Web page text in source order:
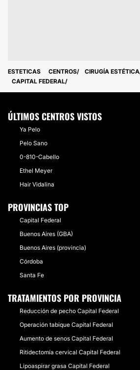
ESTETICAS CENTROS CIRUGÍA ESTÉTICA
CAPITAL FEDERAL
ÚLTIMOS CENTROS VISTOS
Ya Pelo
Pelo Sano
0-810-Cabello
Ethel Meyer
Hair Vidalina
PROVINCIAS TOP
Capital Federal
Buenos Aires (GBA)
Buenos Aires (provincia)
Córdoba
Santa Fe
TRATAMIENTOS POR PROVINCIA
Reducción de pecho Capital Federal
Operación tabique Capital Federal
Aumento de senos Capital Federal
Ritidectomía cervical Capital Federal
Lipoaspirar grasa Capital Federal